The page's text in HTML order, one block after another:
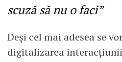
scuză să nu o faci”
Deși cel mai adesea se
digitalizarea